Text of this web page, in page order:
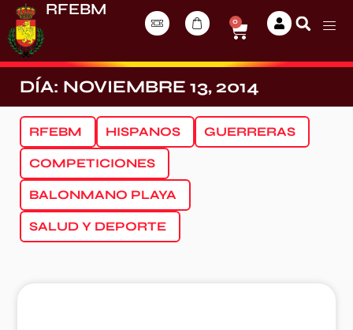
RFEBM
0
DÍA: NOVIEMBRE 13, 2014
RFEBM HISPANOS GUERRERAS
COMPETICIONES
BALONMANO PLAYA
SALUD Y DEPORTE